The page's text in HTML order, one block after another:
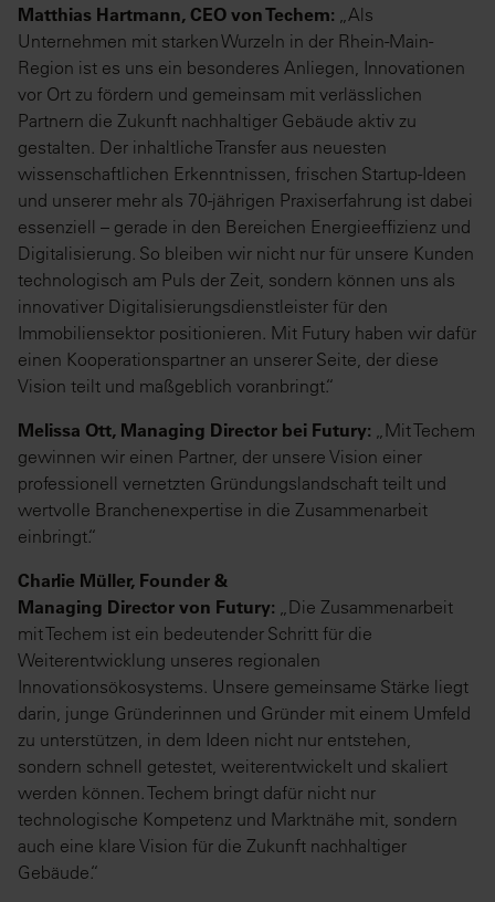
Matthias Hartmann, CEO von Techem: „Als
Unternehmen mit starken Wurzeln in der Rhein-Main-
Region ist es uns ein besonderes Anliegen, Innovationen
vor Ort zu fördern und gemeinsam mit verlässlichen
Partnern die Zukunft nachhaltiger Gebäude aktiv zu
gestalten. Der inhaltliche Transfer aus neuesten
wissenschaftlichen Erkenntnissen, frischen Startup-Ideen
und unserer mehr als 70-jährigen Praxiserfahrung ist dabei
essenziell – gerade in den Bereichen Energieeffizienz und
Digitalisierung. So bleiben wir nicht nur für unsere Kunden
technologisch am Puls der Zeit, sondern können uns als
innovativer Digitalisierungsdienstleister für den
Immobiliensektor positionieren. Mit Futury haben wir dafür
einen Kooperationspartner an unserer Seite, der diese
Vision teilt und maßgeblich voranbringt.“
Melissa Ott, Managing Director bei Futury: „Mit Techem
gewinnen wir einen Partner, der unsere Vision einer
professionell vernetzten Gründungslandschaft teilt und
wertvolle Branchenexpertise in die Zusammenarbeit
einbringt.“
Charlie Müller, Founder &
Managing Director von Futury: „Die Zusammenarbeit
mit Techem ist ein bedeutender Schritt für die
Weiterentwicklung unseres regionalen
Innovationsökosystems. Unsere gemeinsame Stärke liegt
darin, junge Gründerinnen und Gründer mit einem Umfeld
zu unterstützen, in dem Ideen nicht nur entstehen,
sondern schnell getestet, weiterentwickelt und skaliert
werden können. Techem bringt dafür nicht nur
technologische Kompetenz und Marktnähe mit, sondern
auch eine klare Vision für die Zukunft nachhaltiger
Gebäude.“